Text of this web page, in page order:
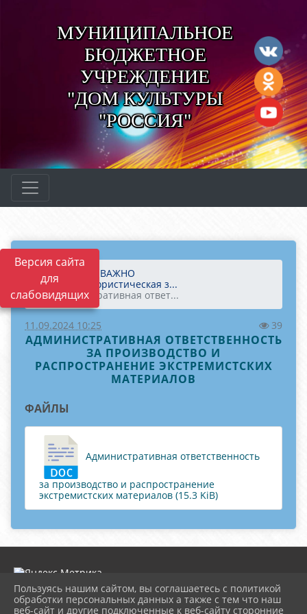
Версия сайта
для
слабовидящих
МУНИЦИПАЛЬНОЕ
БЮДЖЕТНОЕ
УЧРЕЖДЕНИЕ
"ДОМ КУЛЬТУРЫ
"РОССИЯ"
Главная
ВАЖНО
Антитеррористическая з...
Административная ответ...
11.09.2024 10:25 39
АДМИНИСТРАТИВНАЯ ОТВЕТСТВЕННОСТЬ
ЗА ПРОИЗВОДСТВО И
РАСПРОСТРАНЕНИЕ ЭКСТРЕМИСТСКИХ
МАТЕРИАЛОВ
ФАЙЛЫ
Административная ответственность
за производство и распространение
экстремистских материалов (15.3 KiB)
Пользуясь нашим сайтом, вы соглашаетесь с политикой
обработки персональных данных а также с тем что наш
веб-сайт и другие подключенные к веб-сайту сторонние